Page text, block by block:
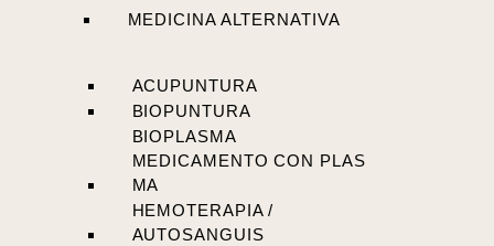
MEDICINA ALTERNATIVA
ACUPUNTURA
BIOPUNTURA
BIOPLASMA
MEDICAMENTO CON PLAS
MA
HEMOTERAPIA /
AUTOSANGUIS